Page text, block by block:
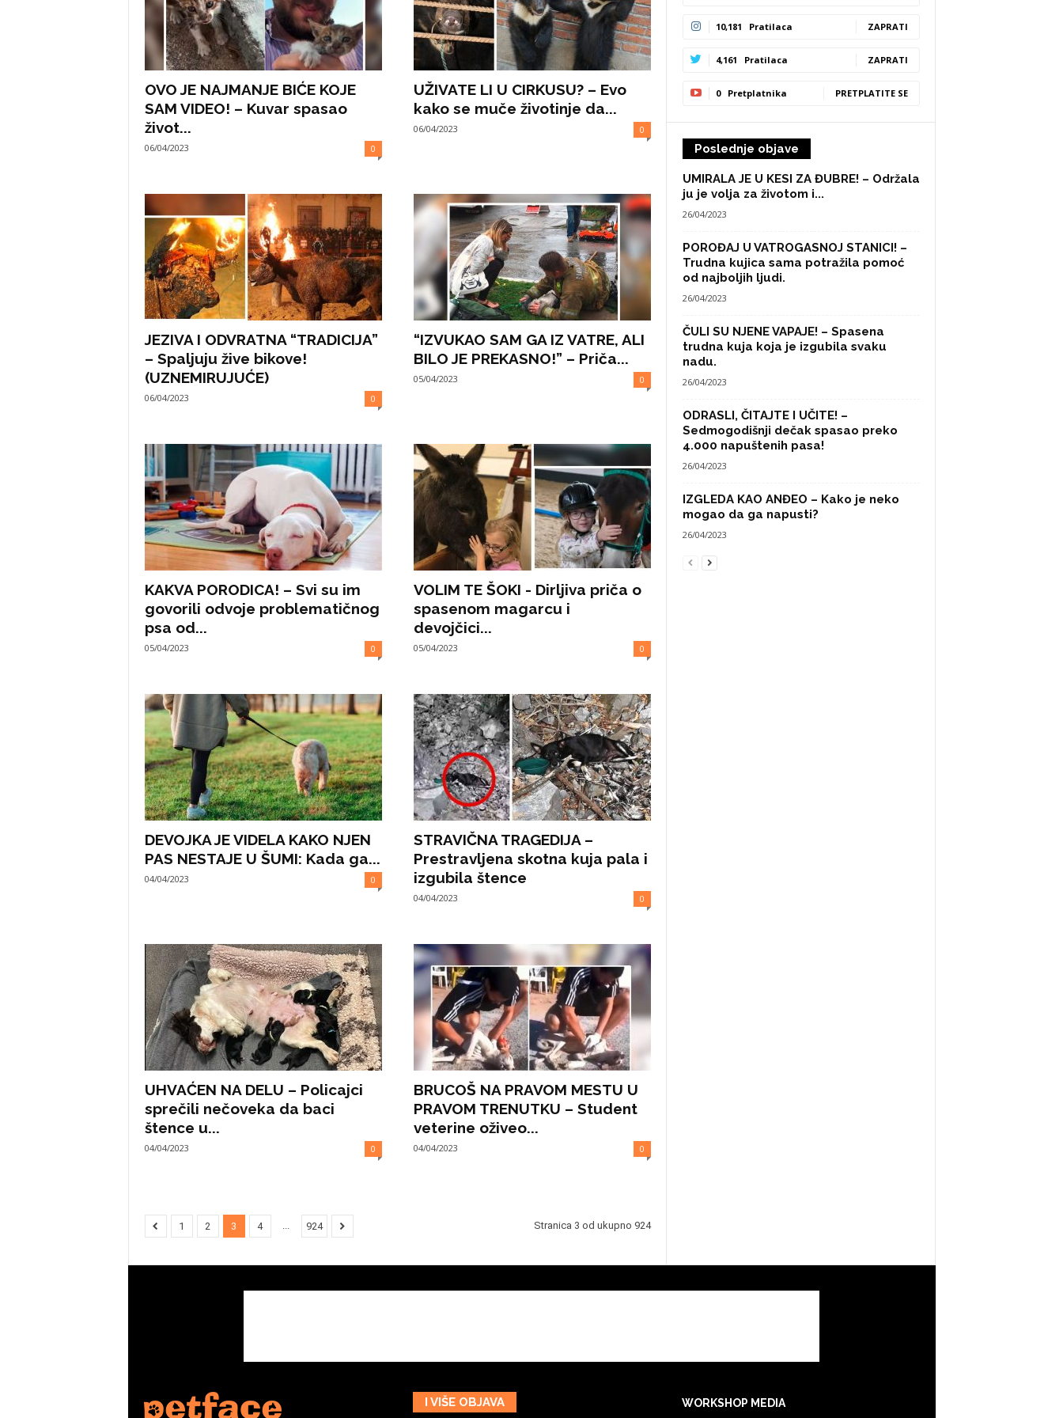
OVO JE NAJMANJE BIĆE KOJE
SAM VIDEO! – Kuvar spasao
život...
06/04/2023 0
UŽIVATE LI U CIRKUSU? – Evo
kako se muče životinje da...
06/04/2023 0
JEZIVA I ODVRATNA “TRADICIJA”
– Spaljuju žive bikove!
(UZNEMIRUJUĆE)
06/04/2023 0
“IZVUKAO SAM GA IZ VATRE, ALI
BILO JE PREKASNO!” – Priča...
05/04/2023 0
KAKVA PORODICA! – Svi su im
govorili odvoje problematičnog
psa od...
05/04/2023 0
VOLIM TE ŠOKI - Dirljiva priča o
spasenom magarcu i
devojčici...
05/04/2023 0
DEVOJKA JE VIDELA KAKO NJEN
PAS NESTAJE U ŠUMI: Kada ga...
04/04/2023 0
STRAVIČNA TRAGEDIJA –
Prestravljena skotna kuja pala i
izgubila štence
04/04/2023 0
UHVAĆEN NA DELU – Policajci
sprečili nečoveka da baci
štence u...
04/04/2023 0
BRUCOŠ NA PRAVOM MESTU U
PRAVOM TRENUTKU – Student
veterine oživeo...
04/04/2023 0
1 2 3 4 ... 924 Stranica 3 od ukupno 924
10,181 Pratilaca ZAPRATI
4,161 Pratilaca ZAPRATI
0 Pretplatnika PRETPLATITE SE
Poslednje objave
UMIRALA JE U KESI ZA ĐUBRE! – Održala
ju je volja za životom i...
26/04/2023
POROĐAJ U VATROGASNOJ STANICI! –
Trudna kujica sama potražila pomoć
od najboljih ljudi.
26/04/2023
ČULI SU NJENE VAPAJE! – Spasena
trudna kuja koja je izgubila svaku
nadu.
26/04/2023
ODRASLI, ČITAJTE I UČITE! –
Sedmogodišnji dečak spasao preko
4.000 napuštenih pasa!
26/04/2023
IZGLEDA KAO ANĐEO – Kako je neko
mogao da ga napusti?
26/04/2023
I VIŠE OBJAVA WORKSHOP MEDIA